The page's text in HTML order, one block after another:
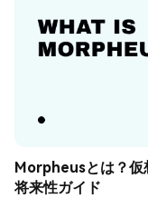
Morpheusとは？仮
将来性ガイド